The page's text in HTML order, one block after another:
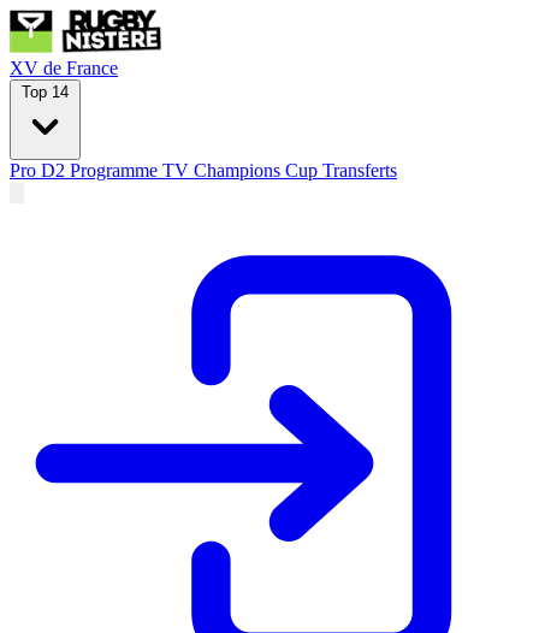
XV de France
Top 14
Pro D2 Programme TV Champions Cup Transferts